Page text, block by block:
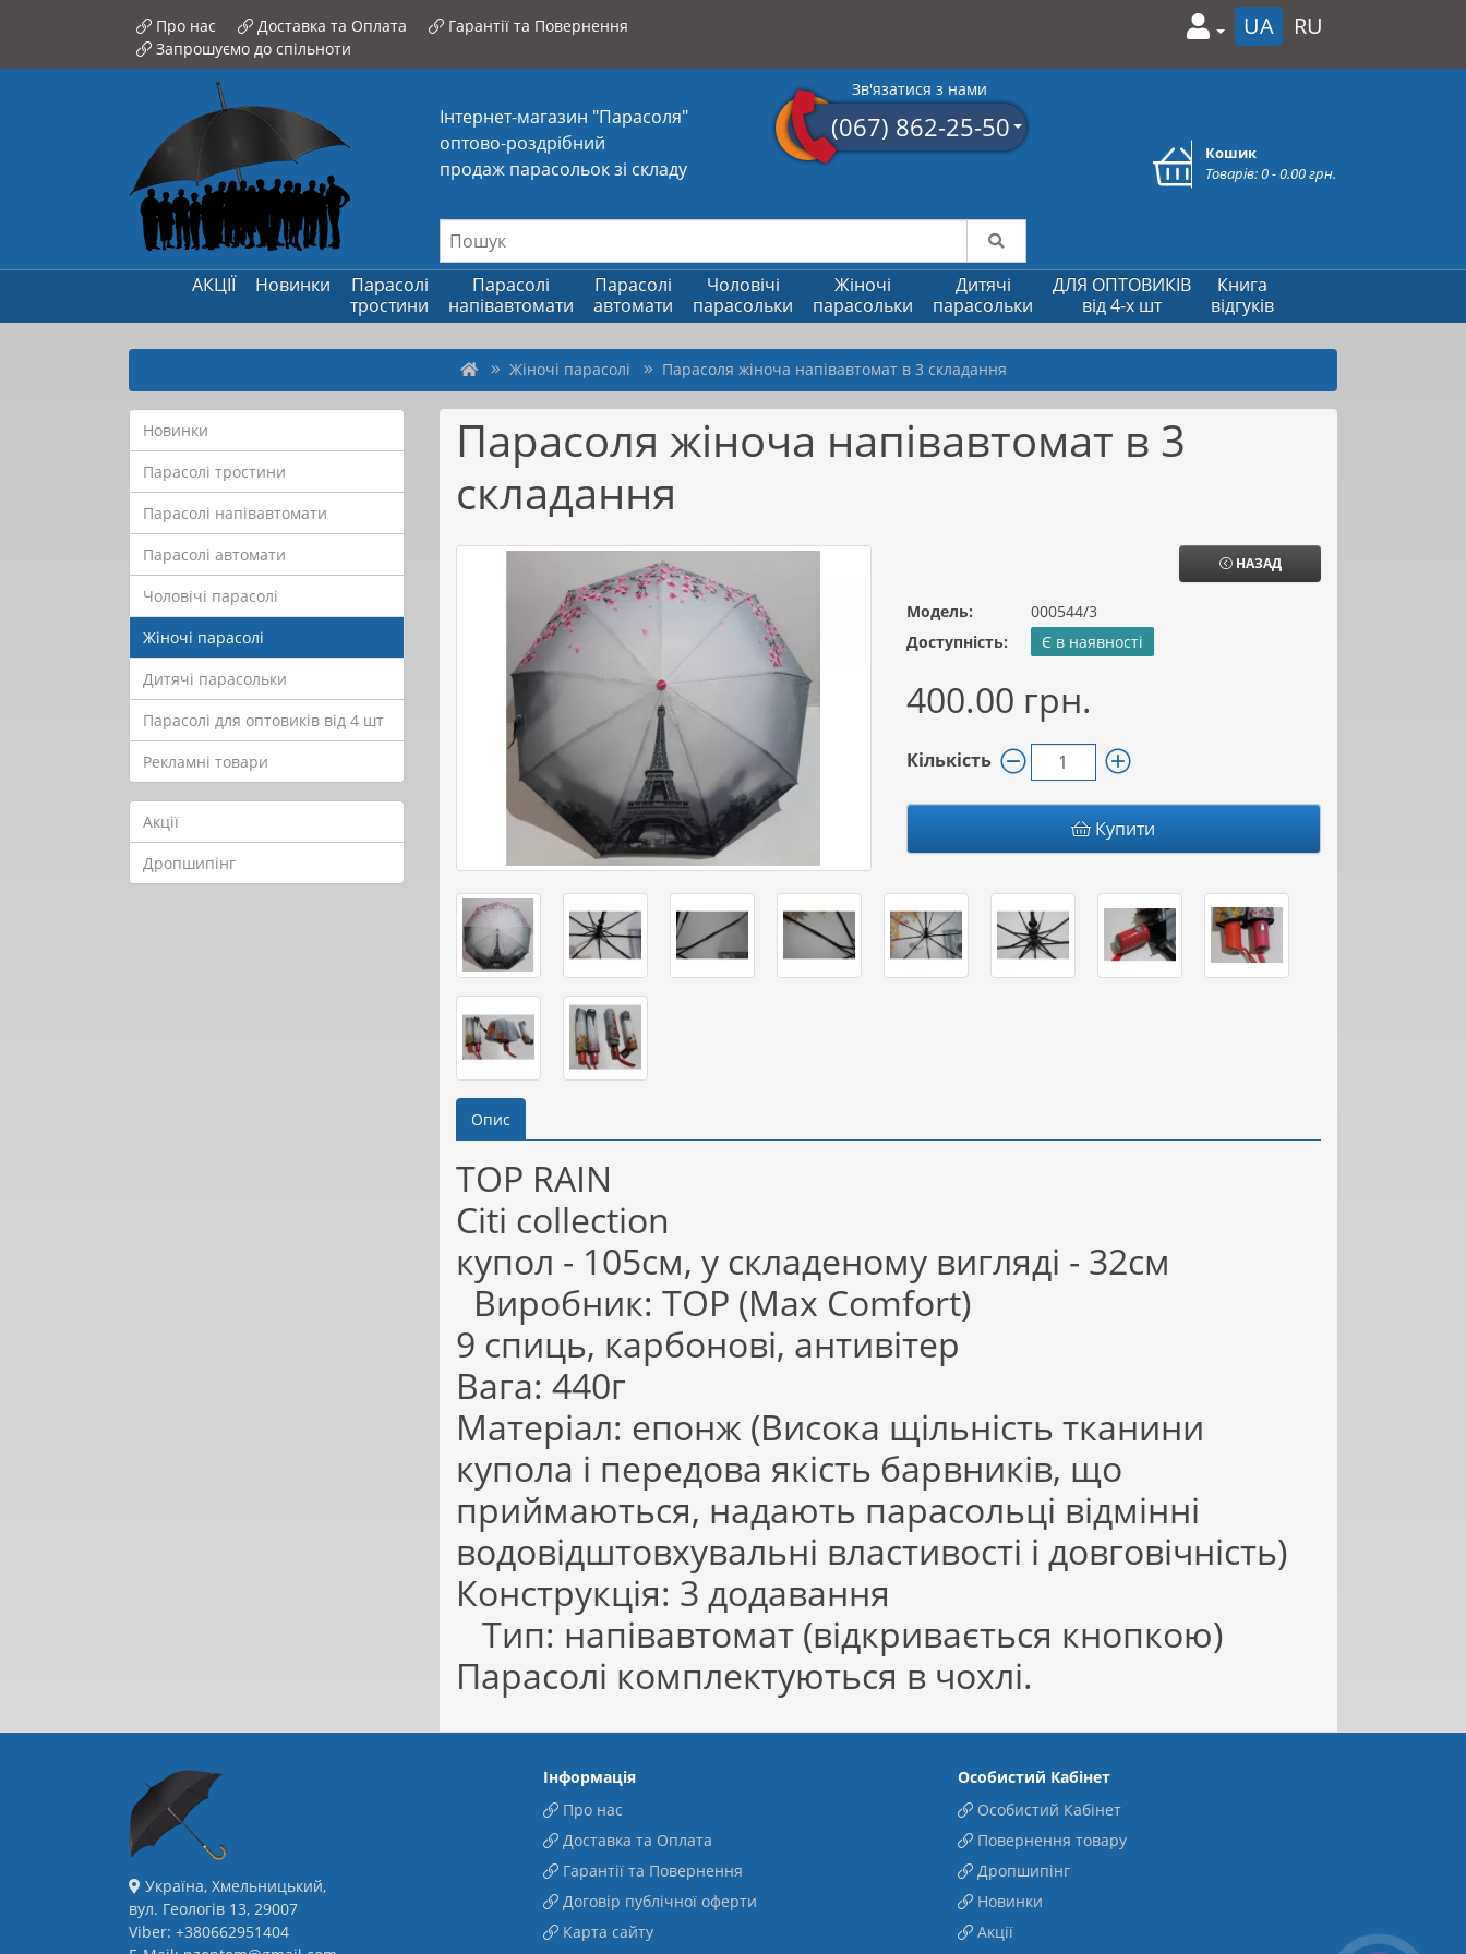
Про нас Доставка та Оплата
Гарантії та Повернення
Запрошуємо до спільноти
UA RU
Інтернет-магазин "Парасоля"
оптово-роздрібний
продаж парасольок зі складу
Зв'язатися з нами
(067) 862-25-50
Кошик
Товарів: 0 - 0.00 грн.
АКЦІЇ Новинки
Парасолі
тростини
Парасолі
напівавтомати
Парасолі
автомати
Чоловічі
парасольки
Жіночі
парасольки
Дитячі
парасольки
ДЛЯ ОПТОВИКІВ
від 4-х шт
Книга
відгуків
Жіночі парасолі Парасоля жіноча напівавтомат в 3 складання
Новинки
Парасолі тростини
Парасолі напівавтомати
Парасолі автомати
Чоловічі парасолі
Жіночі парасолі
Дитячі парасольки
Парасолі для оптовиків від 4 шт
Рекламні товари
Акції
Дропшипінг
Парасоля жіноча напівавтомат в 3
складання
НАЗАД
Модель:
000544/3
Доступність:
Є в наявності
400.00 грн.
Кількість
Купити
Опис
TOP RAIN
Citi collection
купол - 105см, у складеному вигляді - 32см
Виробник: TOP (Max Comfort)
9 спиць, карбонові, антивітер
Вага: 440г
Матеріал: епонж (Висока щільність тканини
купола і передова якість барвників, що
приймаються, надають парасольці відмінні
водовідштовхувальні властивості і довговічність)
Конструкція: 3 додавання
Тип: напівавтомат (відкривається кнопкою)
Парасолі комплектуються в чохлі.
Україна, Хмельницький,
вул. Геологів 13, 29007
Viber: +380662951404
Інформація
Про нас
Доставка та Оплата
Гарантії та Повернення
Договір публічної оферти
Карта сайту
Особистий Кабінет
Особистий Кабінет
Повернення товару
Дропшипінг
Новинки
Акції